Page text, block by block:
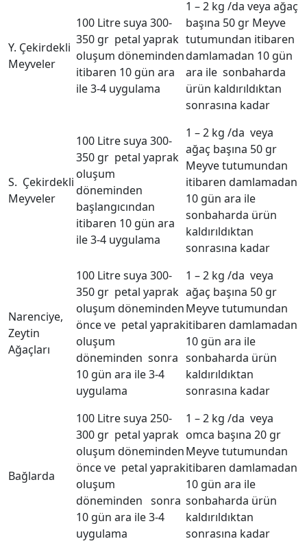
Y. Çekirdekli
Meyveler
100 Litre suya 300-
350 gr petal yaprak
oluşum döneminden
itibaren 10 gün ara
ile 3-4 uygulama
1 – 2 kg /da veya ağaç
başına 50 gr Meyve
tutumundan itibaren
damlamadan 10 gün
ara ile sonbaharda
ürün kaldırıldıktan
sonrasına kadar
S. Çekirdekli
Meyveler
100 Litre suya 300-
350 gr petal yaprak
oluşum
döneminden
başlangıcından
itibaren 10 gün ara
ile 3-4 uygulama
1 – 2 kg /da veya
ağaç başına 50 gr
Meyve tutumundan
itibaren damlamadan
10 gün ara ile
sonbaharda ürün
kaldırıldıktan
sonrasına kadar
Narenciye,
Zeytin
Ağaçları
100 Litre suya 300-
350 gr petal yaprak
oluşum döneminden
önce ve petal yaprak
oluşum
döneminden sonra
10 gün ara ile 3-4
uygulama
1 – 2 kg /da veya
ağaç başına 50 gr
Meyve tutumundan
itibaren damlamadan
10 gün ara ile
sonbaharda ürün
kaldırıldıktan
sonrasına kadar
Bağlarda
100 Litre suya 250-
300 gr petal yaprak
oluşum döneminden
önce ve petal yaprak
oluşum
döneminden sonra
10 gün ara ile 3-4
uygulama
1 – 2 kg /da veya
omca başına 20 gr
Meyve tutumundan
itibaren damlamadan
10 gün ara ile
sonbaharda ürün
kaldırıldıktan
sonrasına kadar